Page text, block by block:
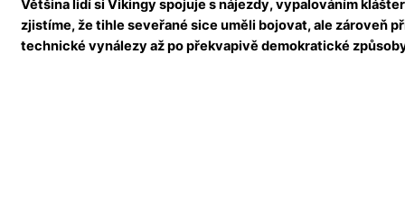
Většina lidí si Vikingy spojuje s nájezdy, vypalováním
zjistíme, že tihle seveřané sice uměli bojovat, ale zároveň
technické vynálezy až po překvapivě demokratické